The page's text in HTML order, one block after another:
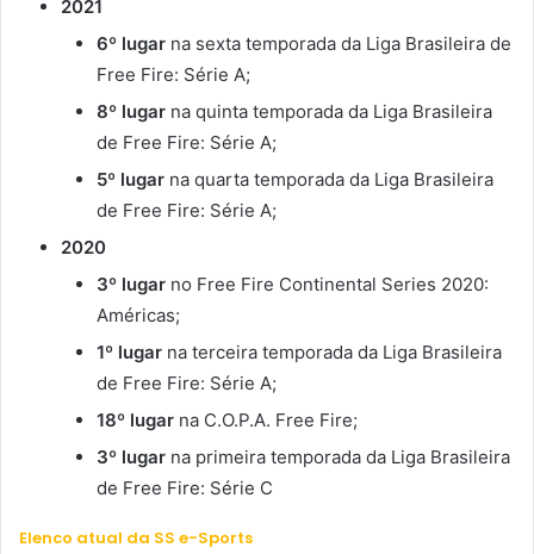
2021
6º lugar na sexta temporada da Liga Brasileira de
Free Fire: Série A;
8º lugar na quinta temporada da Liga Brasileira
de Free Fire: Série A;
5º lugar na quarta temporada da Liga Brasileira
de Free Fire: Série A;
2020
3º lugar no Free Fire Continental Series 2020:
Américas;
1º lugar na terceira temporada da Liga Brasileira
de Free Fire: Série A;
18º lugar na C.O.P.A. Free Fire;
3º lugar na primeira temporada da Liga Brasileira
de Free Fire: Série C
Elenco atual da SS e-Sports